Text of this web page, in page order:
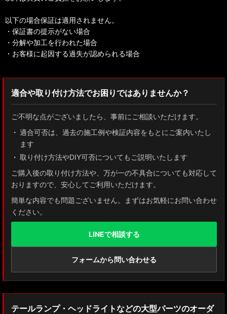
以下の場合保証は適用されません。
・保証書の提示がない場合
・分解や加工を行われた場合
・お客様に起因する過失が認められる場合
適合や取り付け方法でお困りではありませんか？
ご不明な点がございましたら、事前にご相談いただけます。
適合可否は、過去の施工例や検証内容をもとにご案内いたし
ます
取り付け方法やDIY可否についてもご説明いたします
ご購入後の取り付け方法や、万が一の不具合についても対応して
おりますので、安心してご利用いただけます。
簡単な内容でも問題ございません。まずはお気軽にお問い合わせ
ください。
LINEで相談する
フォームから問い合わせる
テールランプ・ヘッドライトなどの大型パーツのオーダ